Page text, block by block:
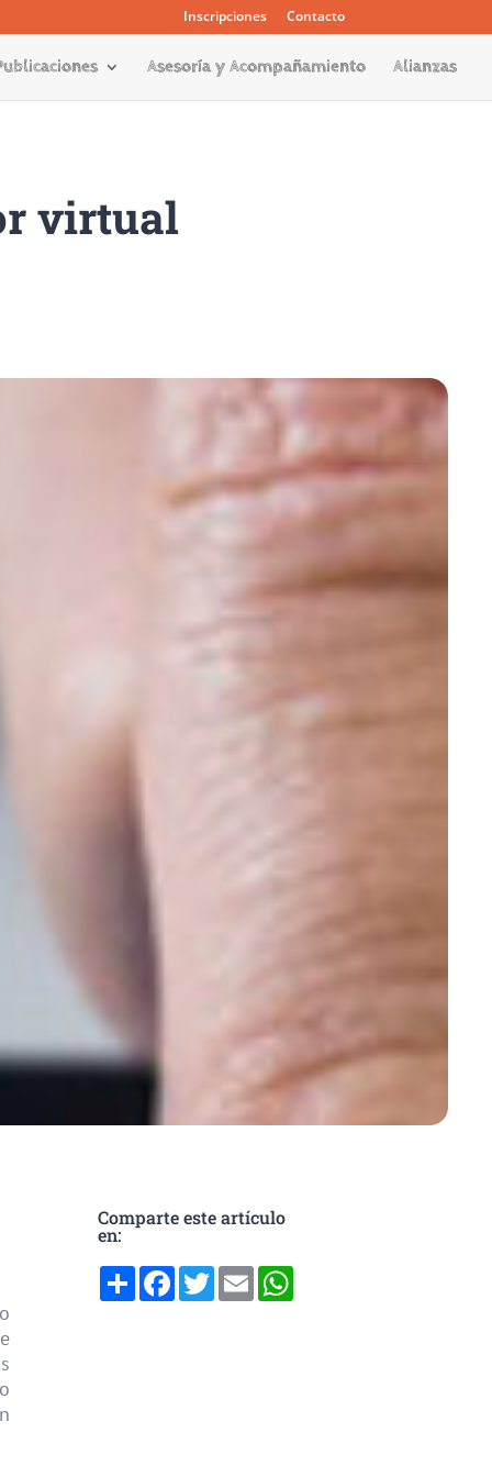
Inscripciones Contacto
Asesoría y Acompañamiento Alianzas
virtual
Comparte este artículo
en:
CompartirFacebook
TwitterEmail